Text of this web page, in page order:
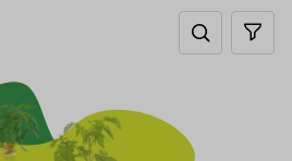
Search